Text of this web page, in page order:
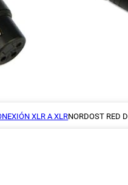
XLR A XLRNORDOST RED